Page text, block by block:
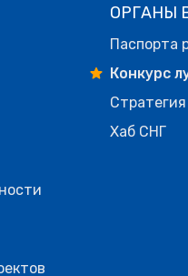
ОРГАНЫ
Паспорта
Конкурс
Хаб СНГ